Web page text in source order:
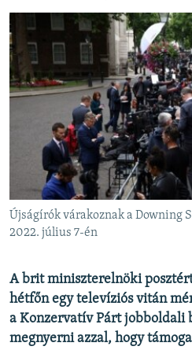
SZABADON
TÁRSADALOM
DEMOKRÁCIA
A PÉNZ NYOMÁBAN
EURÓPAI UNIÓ
KLÍMAVÁLTOZÁS
A MÚLT TANULSÁGAI
Valamennyi RFE/RL
Újságírók várakoznak a Downing
2022. július 7-én
A brit miniszterelnöki
hétfőn egy televíziós vitán
a Konzervatív Párt jobboldali
megnyerni azzal, hogy